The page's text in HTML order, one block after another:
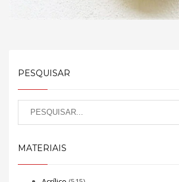
PESQUISAR
MATERIAIS